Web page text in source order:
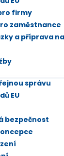
firmy
zaměstnance
a příprava
správu
EU
bezpečnost